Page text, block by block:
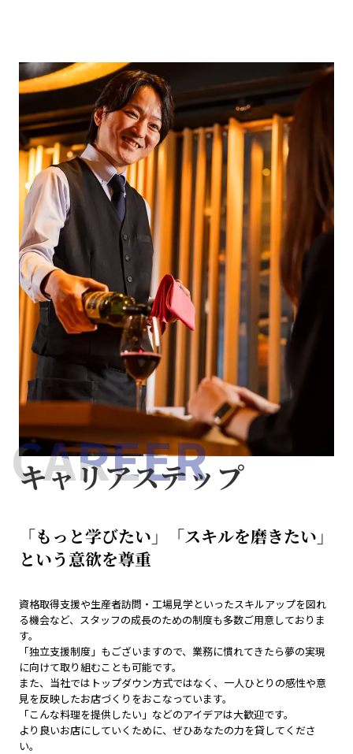
CAREER
キャリアステップ
「もっと学びたい」「スキルを磨きたい」
という意欲を尊重
資格取得支援や生産者訪問・工場見学といったスキルアップを図れ
る機会など、スタッフの成長のための制度も多数ご用意しておりま
す。
「独立支援制度」もございますので、業務に慣れてきたら夢の実現
に向けて取り組むことも可能です。
また、当社ではトップダウン方式ではなく、一人ひとりの感性や意
見を反映したお店づくりをおこなっています。
「こんな料理を提供したい」などのアイデアは大歓迎です。
より良いお店にしていくために、ぜひあなたの力を貸してくださ
い。